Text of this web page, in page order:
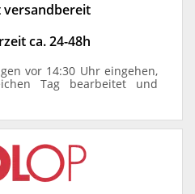
versandbereit
ca. 24-48h
vor 14:30 Uhr eingehen,
Tag bearbeitet und